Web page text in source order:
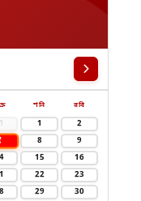
শনি রবি
1
2
8
9
15
16
22
23
29
30